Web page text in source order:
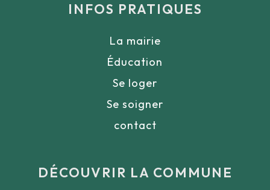
INFOS PRATIQUES
La mairie
Éducation
Se loger
Se soigner
contact
DÉCOUVRIR LA COMMUNE